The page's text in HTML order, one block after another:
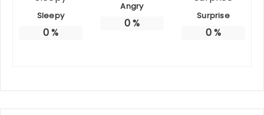
Sleepy
0%
Angry
0%
Surprise
0%